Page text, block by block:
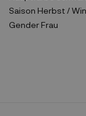
Saison Herbst /
Gender Frau